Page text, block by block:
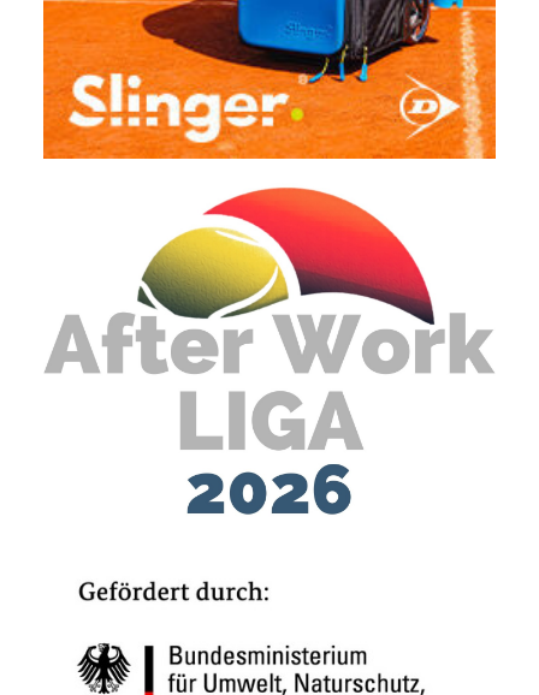
allem durch ihr professionelles, attraktives und flexibles Layout und
Responsive Design. (Denken Sie daran, dass immer mehr
Menschen über Smartphones und Tablet-PCs surfen). „Damit die
Pflege der Verbandsseite nicht zur Pflicht sondern Kür wird, setzen
wir auf ein ausgereiftes Content-Management-System.”Design:
Tanja Kaiserwww.tanjakaiser.tk